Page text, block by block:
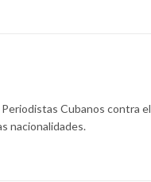
Cubanos contra el
nacionalidades.